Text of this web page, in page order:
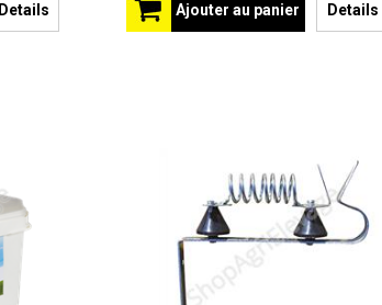
Details Ajouter au panier Details